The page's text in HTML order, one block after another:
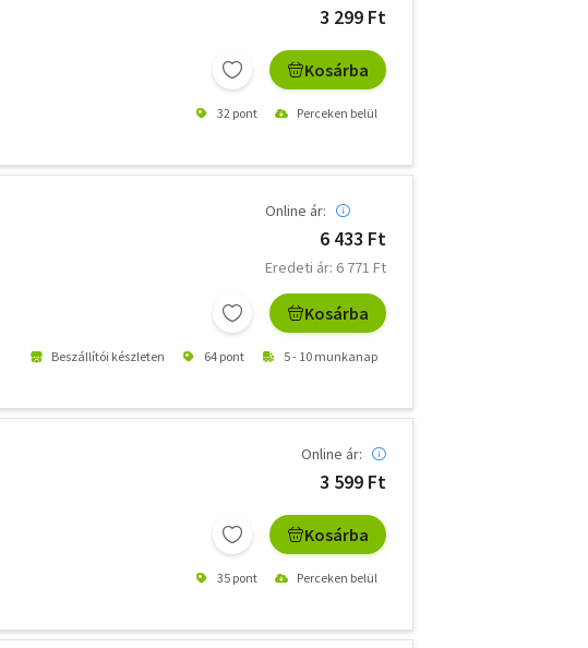
3 299 Ft
Kosárba
32 pont Perceken belül
Online ár:
6 433 Ft
Eredeti ár: 6 771 Ft
Kosárba
Beszállítói készleten 64 pont 5 - 10 munkanap
Online ár:
3 599 Ft
Kosárba
35 pont Perceken belül